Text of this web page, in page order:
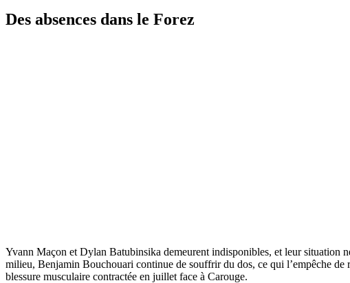
Des absences dans le Forez
Yvann Maçon et Dylan Batubinsika demeurent indisponibles, et leur situation
milieu, Benjamin Bouchouari continue de souffrir du dos, ce qui l’empêche
blessure musculaire contractée en juillet face à Carouge.